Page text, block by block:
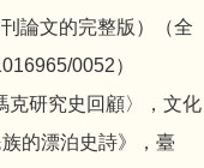
論文的完整版）（全
0052）
研究史回顧〉，文化
的漂泊史詩》，臺